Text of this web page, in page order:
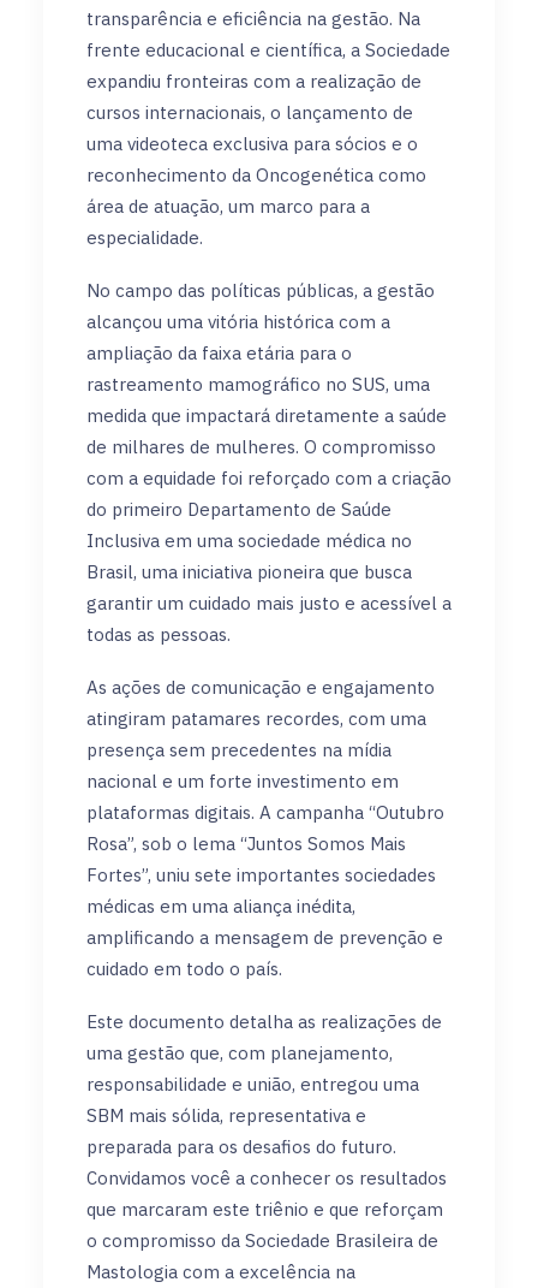
transparência e eficiência na gestão. Na
frente educacional e científica, a Sociedade
expandiu fronteiras com a realização de
cursos internacionais, o lançamento de
uma videoteca exclusiva para sócios e o
reconhecimento da Oncogenética como
área de atuação, um marco para a
especialidade.
No campo das políticas públicas, a gestão
alcançou uma vitória histórica com a
ampliação da faixa etária para o
rastreamento mamográfico no SUS, uma
medida que impactará diretamente a saúde
de milhares de mulheres. O compromisso
com a equidade foi reforçado com a criação
do primeiro Departamento de Saúde
Inclusiva em uma sociedade médica no
Brasil, uma iniciativa pioneira que busca
garantir um cuidado mais justo e acessível a
todas as pessoas.
As ações de comunicação e engajamento
atingiram patamares recordes, com uma
presença sem precedentes na mídia
nacional e um forte investimento em
plataformas digitais. A campanha “Outubro
Rosa”, sob o lema “Juntos Somos Mais
Fortes”, uniu sete importantes sociedades
médicas em uma aliança inédita,
amplificando a mensagem de prevenção e
cuidado em todo o país.
Este documento detalha as realizações de
uma gestão que, com planejamento,
responsabilidade e união, entregou uma
SBM mais sólida, representativa e
preparada para os desafios do futuro.
Convidamos você a conhecer os resultados
que marcaram este triênio e que reforçam
o compromisso da Sociedade Brasileira de
Mastologia com a excelência na